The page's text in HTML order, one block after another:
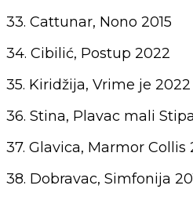
33. Cattunar, Nono 2015
34. Cibilić, Postup 2022
35. Kiridžija, Vrime je 2022
36. Stina, Plavac mali
37. Glavica, Marmor Collis
38. Dobravac, Simfonija